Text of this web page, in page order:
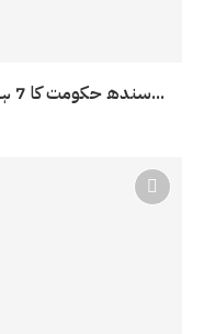
سندھ حکومت کا 7 ہزار روپے میں پورا سولر سسٹم عوام کو...